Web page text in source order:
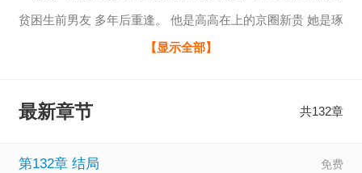
贫困生前男友 多年后重逢。 他是高高在上的京圈新贵 她是琢
磨着嫁给傻子来获取资金的落魄小姐 他掐住她的下颌笑的淡
了钱卑微到什么地步？” “我要你，求我。”
【显示全部】
最新章节 共132章
第132章 结局